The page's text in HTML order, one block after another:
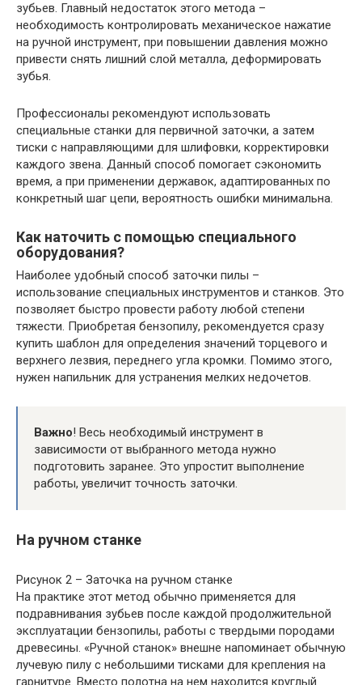
зубьев. Главный недостаток этого метода –
необходимость контролировать механическое нажатие
на ручной инструмент, при повышении давления можно
привести снять лишний слой металла, деформировать
зубья.
Профессионалы рекомендуют использовать
специальные станки для первичной заточки, а затем
тиски с направляющими для шлифовки, корректировки
каждого звена. Данный способ помогает сэкономить
время, а при применении державок, адаптированных по
конкретный шаг цепи, вероятность ошибки минимальна.
Как наточить с помощью специального
оборудования?
Наиболее удобный способ заточки пилы –
использование специальных инструментов и станков. Это
позволяет быстро провести работу любой степени
тяжести. Приобретая бензопилу, рекомендуется сразу
купить шаблон для определения значений торцевого и
верхнего лезвия, переднего угла кромки. Помимо этого,
нужен напильник для устранения мелких недочетов.
Важно! Весь необходимый инструмент в
зависимости от выбранного метода нужно
подготовить заранее. Это упростит выполнение
работы, увеличит точность заточки.
На ручном станке
Рисунок 2 – Заточка на ручном станке
На практике этот метод обычно применяется для
подравнивания зубьев после каждой продолжительной
эксплуатации бензопилы, работы с твердыми породами
древесины. «Ручной станок» внешне напоминает обычную
лучевую пилу с небольшими тисками для крепления на
гарнитуре. Вместо полотна на нем находится круглый